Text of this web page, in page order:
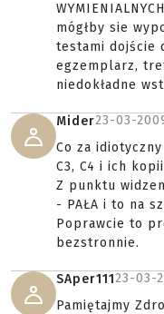
mógłby sie
testami dojście
egzemplarz,
niedokładne
Mider23-03-
Co za
C3, C4 i ich
Z punktu
- PAŁA i to na
Poprawcie to
bezstronnie.
SAper11123-03-
Pamiętajmy